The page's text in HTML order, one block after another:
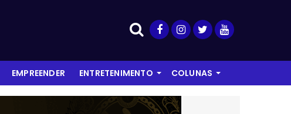
EMPREENDER ENTRETENIMENTO COLUNAS